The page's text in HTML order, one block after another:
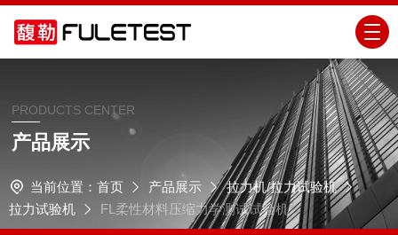
PRODUCTS CENTER
产品展示
当前位置： 首页 产品展示
拉力机/拉力试验机
拉力试验机
FL柔性材料压缩力学测试试验机